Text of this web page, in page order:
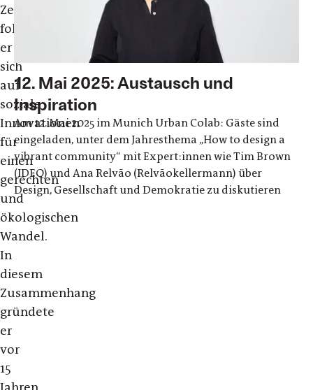
Zeit
fokussiert
er
sich
auf
soziale
Innovationen
für
einen
gerechten
und
ökologischen
Wandel.
In
diesem
Zusammenhang
gründete
er
vor
15
12. Mai 2025: Austausch und
Inspiration
Am 12. Mai 2025 im Munich Urban Colab: Gäste sind
eingeladen, unter dem Jahresthema „How to design a
vibrant community“ mit Expert:innen wie Tim Brown
(IDEO) und Ana Relvão (Relvãokellermann) über
Design, Gesellschaft und Demokratie zu diskutieren